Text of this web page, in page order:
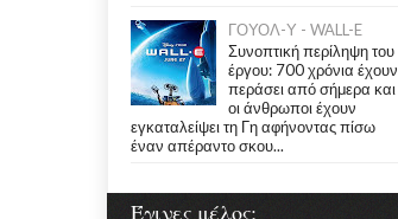
ΓΟΥΟΛ-Υ - WALL-E
Συνοπτική περίληψη του
έργου: 700 χρόνια έχουν
περάσει από σήμερα και
οι άνθρωποι έχουν
εγκαταλείψει τη Γη αφήνοντας πίσω
έναν απέραντο σκου...
Έγινες μέλος;